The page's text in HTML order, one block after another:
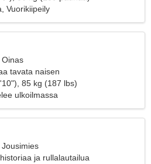
Vuorikiipeily
tavata naisen
85 kg (187 lbs)
ulkoilmassa
ja rullalautailua